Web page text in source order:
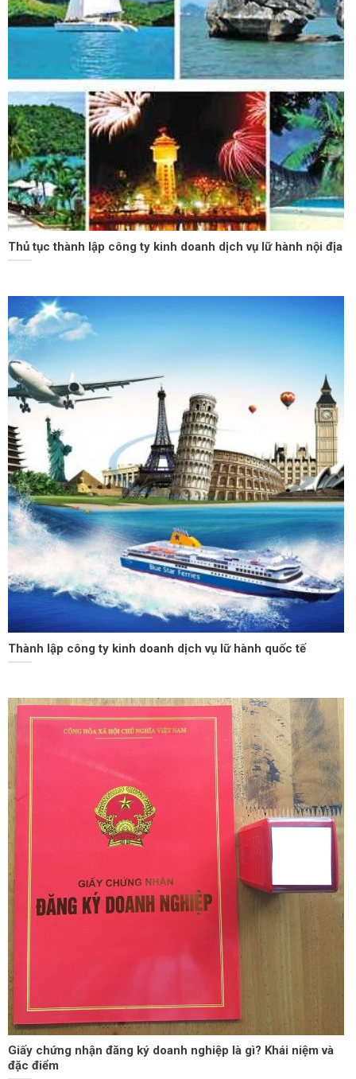
Thủ tục thành lập công ty kinh doanh dịch vụ lữ hành nội địa
Thành lập công ty kinh doanh dịch vụ lữ hành quốc tế
Giấy chứng nhận đăng ký doanh nghiệp là gì? Khái niệm và
đặc điểm